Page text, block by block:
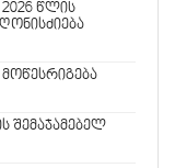
წლის
შემაჯამებელ